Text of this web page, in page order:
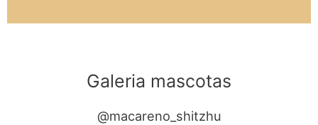
Galeria mascotas
@macareno_shitzhu